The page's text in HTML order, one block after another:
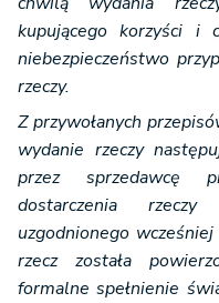
kupującego korzyści i
niebezpieczeństwo
rzeczy.
Z przywołanych
wydanie rzeczy
przez sprzedawcę
dostarczenia
uzgodnionego
rzecz została
formalne spełnienie